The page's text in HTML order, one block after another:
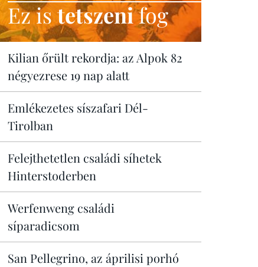
Ez istetszenifog
Kilian őrült rekordja: az Alpok 82
négyezrese 19 nap alatt
Emlékezetes síszafari Dél-
Tirolban
Felejthetetlen családi síhetek
Hinterstoderben
Werfenweng családi
síparadicsom
San Pellegrino, az áprilisi porhó